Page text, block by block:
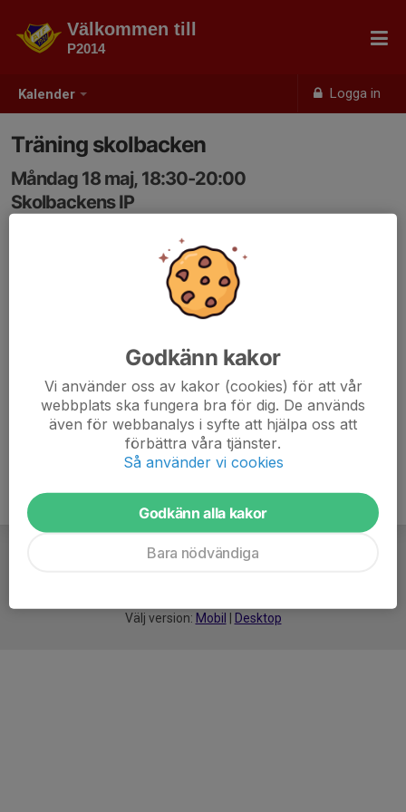
Kalender Logga in
Välkommen till
P2014
Träning skolbacken
Måndag 18 maj, 18:30-20:00
Skolbackens IP
Välj version: Mobil Desktop
Godkänn kakor
Vi använder oss av kakor (cookies) för att vår
webbplats ska fungera bra för dig. De används
även för webbanalys i syfte att hjälpa oss att
förbättra våra tjänster.
Så använder vi cookies
Godkänn alla kakor
Bara nödvändiga